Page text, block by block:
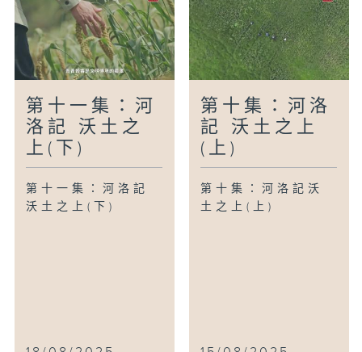
第十一集：河
洛記 沃土之
上(下)
第十一集：河洛記
沃土之上(下)
第十集：河洛
記 沃土之上
(上)
第十集：河洛記沃
土之上(上)